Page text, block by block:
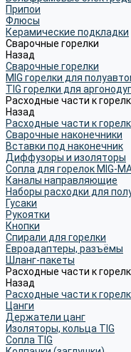
Припои
Флюсы
Керамические подкладки
Сварочные горелки
Назад
Сварочные горелки
MIG горелки для
TIG горелки для
Расходные части к
Назад
Расходные части к
Сварочные наконечники
Вставки под наконечник
Диффузоры и изоляторы
Сопла для горелок MIG-
Каналы направляющие
Наборы расходки для
Гусаки
Рукоятки
Кнопки
Спирали для горелки
Евроадаптеры, разъёмы
Шланг-пакеты
Расходные части к
Назад
Расходные части к
Цанги
Держатели цанг
Изоляторы, кольца TIG
Сопла TIG